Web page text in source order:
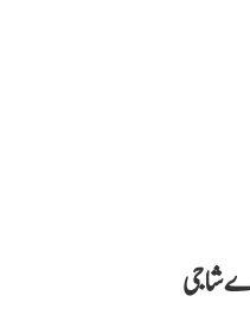
شاجی